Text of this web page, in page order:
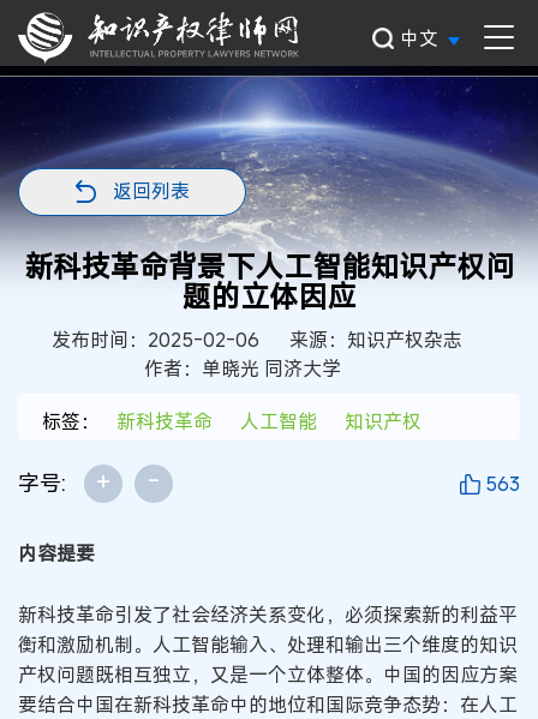
中文
返回列表
新科技革命背景下人工智能知识产权问
题的立体因应
发布时间：2025-02-06
来源：知识产权杂志
作者：单晓光 同济大学
标签：
新科技革命 人工智能 知识产权
字号: + - 563
内容提要
新科技革命引发了社会经济关系变化，必须探索新的利益平
衡和激励机制。人工智能输入、处理和输出三个维度的知识
产权问题既相互独立，又是一个立体整体。中国的因应方案
要结合中国在新科技革命中的地位和国际竞争态势：在人工